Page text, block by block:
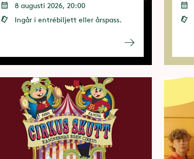
8 augusti 2026, 20:00
Ingår i entrébiljett eller årspass.